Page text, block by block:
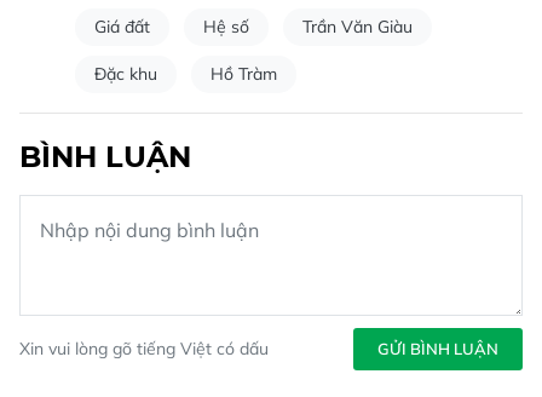
Giá đất Hệ số Trần Văn Giàu
Đặc khu Hồ Tràm
BÌNH LUẬN
Xin vui lòng gõ tiếng Việt có dấu GỬI BÌNH LUẬN